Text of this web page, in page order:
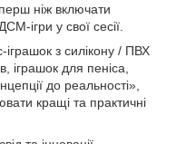
ніж включати
ігри у свої сесії.
з силікону / ПВХ
іграшок для пеніса,
до реальності»,
кращі та практичні